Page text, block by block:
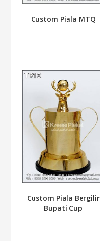
Custom Piala MTQ
Custom Piala Bergilir
Bupati Cup